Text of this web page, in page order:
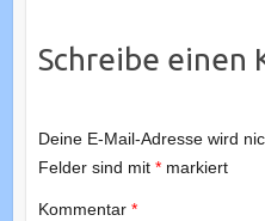
Schreibe einen
Deine E-Mail-Adresse wird
Felder sind mit *markiert
Kommentar *